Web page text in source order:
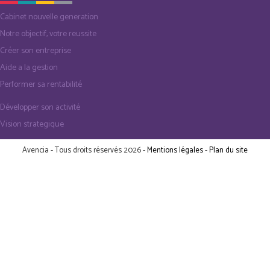
Cabinet nouvelle generation
Notre objectif, votre reussite
Créer son entreprise
Aide a la gestion
Performer sa rentabilité
Développer son activité
Vision strategique
Avencia - Tous droits réservés 2026 -Mentions légales-Plan du site